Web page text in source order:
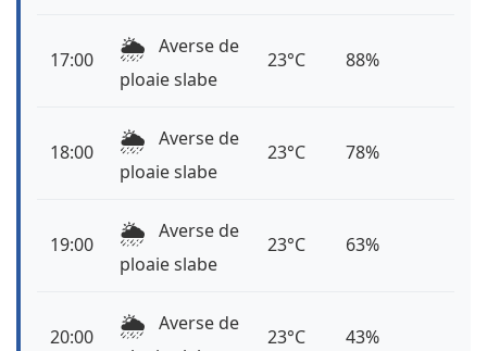
17:00 🌦️ Averse de
ploaie slabe
23°C 88%
18:00 🌦️ Averse de
ploaie slabe
23°C 78%
19:00 🌦️ Averse de
ploaie slabe
23°C 63%
20:00 🌦️ Averse de
23°C 43%